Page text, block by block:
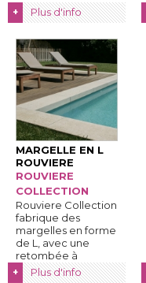
+ Plus d'info
MARGELLE EN L
ROUVIERE
ROUVIERE
COLLECTION
Rouviere Collection
fabrique des
margelles en forme
de L, avec une
retombée à
l'intérieur du ...
+ Plus d'info